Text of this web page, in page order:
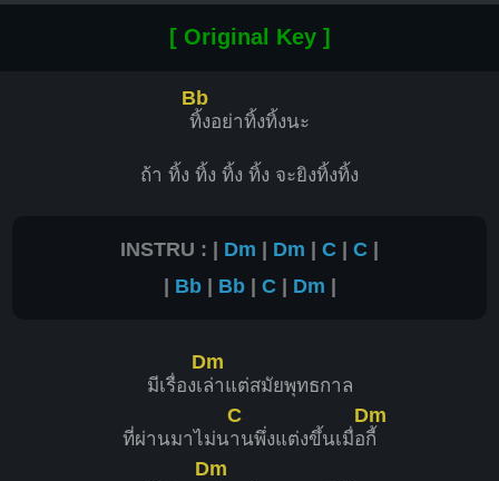
[ Original Key ]
Bb
ทิ้งอย่าทิ้งทิ้งนะ
ถ้า ทิ้ง ทิ้ง ทิ้ง ทิ้ง จะยิงทิ้งทิ้ง
INSTRU : | Dm | Dm | C | C |
| Bb| Bb| C | Dm |
มีเรื่องเ
Dm
ล่าแต่สมัยพุทธกาล
ที่ผ่านมาไม่น
C
านพึ่งแต่งขึ้นเมื่อ
Dm
กี้
Dm